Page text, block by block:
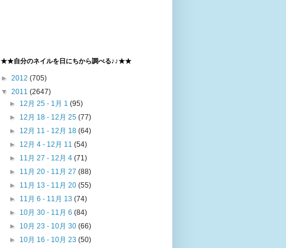
★★自分のネイルを日にちから調べる♪♪★★
► 2012 (705)
▼ 2011 (2647)
► 12月 25 - 1月 1(95)
► 12月 18 - 12月 25(77)
► 12月 11 - 12月 18(64)
► 12月 4 - 12月 11(54)
► 11月 27 - 12月 4(71)
► 11月 20 - 11月 27(88)
► 11月 13 - 11月 20(55)
► 11月 6 - 11月 13(74)
► 10月 30 - 11月 6(84)
► 10月 23 - 10月 30(66)
► 10月 16 - 10月 23(50)